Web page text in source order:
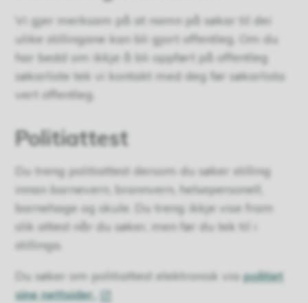
Vi gjer merksam på at namn på søkar til dei
ulike stillingane kan bli gjort offentleg. Om du
har bedd om ikkje å bli oppført på offentleg
søkarliste tek vi kontakt med deg før søkarlista
vert offentleg.
Politiattest
Du treng politiattest dersom du søker stilling
innan barnevern, brannvern, helsepersonell,
barnehage og skule. Du treng ikkje vise fram
slik attest når du søker, men før du tek til i
stillinga.
Du søker om politiattest elektronisk viapolitiet
sine nettsider.